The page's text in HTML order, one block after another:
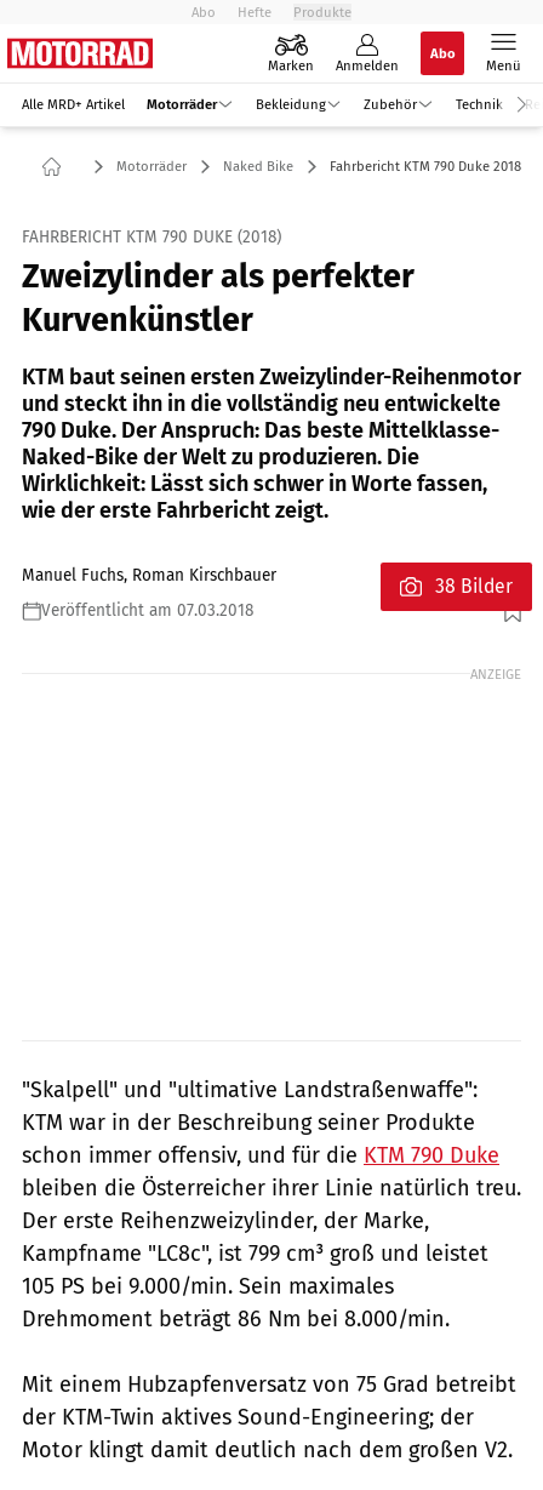
Abo Hefte Produkte
Marken Anmelden
Abo
Menü
Alle MRD+ Artikel Motorräder Bekleidung Zubehör Technik
Motorräder Naked Bike Fahrbericht KTM 790 Duke 2018
FAHRBERICHT KTM 790 DUKE (2018)
Zweizylinder als perfekter
Kurvenkünstler
KTM baut seinen ersten Zweizylinder-Reihenmotor
und steckt ihn in die vollständig neu entwickelte
790 Duke. Der Anspruch: Das beste Mittelklasse-
Naked-Bike der Welt zu produzieren. Die
Wirklichkeit: Lässt sich schwer in Worte fassen,
wie der erste Fahrbericht zeigt.
Manuel Fuchs, Roman Kirschbauer
Veröffentlicht am 07.03.2018
Foto: KTM
38 Bilder
ANZEIGE
"Skalpell" und "ultimative Landstraßenwaffe":
KTM war in der Beschreibung seiner Produkte
schon immer offensiv, und für die KTM 790 Duke
bleiben die Österreicher ihrer Linie natürlich treu.
Der erste Reihenzweizylinder, der Marke,
Kampfname "LC8c", ist 799 cm³ groß und leistet
105 PS bei 9.000/min. Sein maximales
Drehmoment beträgt 86 Nm bei 8.000/min.
Mit einem Hubzapfenversatz von 75 Grad betreibt
der KTM-Twin aktives Sound-Engineering; der
Motor klingt damit deutlich nach dem großen V2.